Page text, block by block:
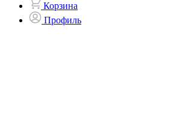
Корзина
Профиль